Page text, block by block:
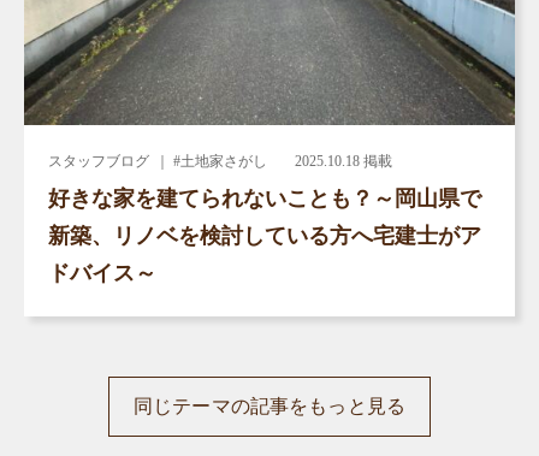
スタッフブログ ｜ #土地家さがし 2025.10.18 掲載
好きな家を建てられないことも？～岡山県で
新築、リノベを検討している方へ宅建士がア
ドバイス～
同じテーマの記事をもっと見る